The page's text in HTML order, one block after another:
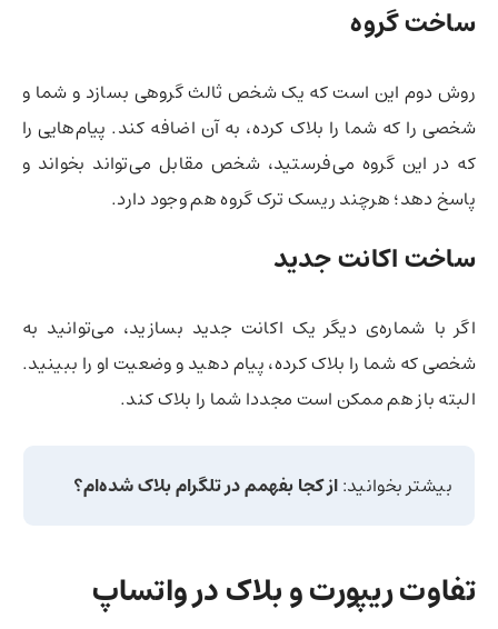
ساخت گروه
روش دوم این است که یک شخص ثالث گروهی بسازد و شما و
شخصی را که شما را بلاک کرده، به آن اضافه کند. پیام‌هایی را
که در این گروه می‌فرستید، شخص مقابل می‌تواند بخواند و
پاسخ دهد؛ هرچند ریسک ترک گروه هم وجود دارد.
ساخت اکانت جدید
اگر با شماره‌ی دیگر یک اکانت جدید بسازید، می‌توانید به
شخصی که شما را بلاک کرده، پیام دهید و وضعیت او را ببینید.
البته باز هم ممکن است مجددا شما را بلاک کند.
بیشتر بخوانید:از کجا بفهمم در تلگرام بلاک شده‌ام؟
تفاوت ریپورت و بلاک در واتساپ